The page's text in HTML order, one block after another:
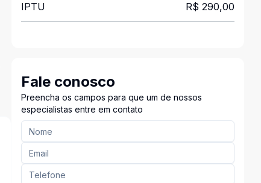
IPTU R$ 290,00
Fale conosco
Preencha os campos para que um de nossos
especialistas entre em contato